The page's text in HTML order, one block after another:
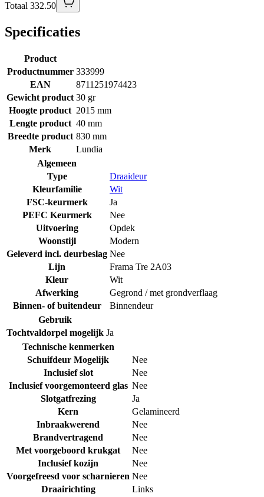
Totaal 332.50
Specificaties
Product
Productnummer 333999
EAN
8711251974423
Gewicht product 30 gr
Hoogte product 2015 mm
Lengte product 40 mm
Breedte product 830 mm
Merk
Lundia
Algemeen
Type
Draaideur
Kleurfamilie
Wit
FSC-keurmerk
Ja
PEFC Keurmerk
Nee
Uitvoering
Opdek
Woonstijl
Modern
Geleverd incl. deurbeslag Nee
Lijn
Frama Tre 2A03
Kleur
Wit
Afwerking
Gegrond / met grondverflaag
Binnen- of buitendeur
Binnendeur
Gebruik
Tochtvaldorpel mogelijk Ja
Technische kenmerken
Schuifdeur Mogelijk
Nee
Inclusief slot
Nee
Inclusief voorgemonteerd glas Nee
Slotgatfrezing
Ja
Kern
Gelamineerd
Inbraakwerend
Nee
Brandvertragend
Nee
Met voorgeboord krukgat
Nee
Inclusief kozijn
Nee
Voorgefreesd voor scharnieren Nee
Draairichting
Links